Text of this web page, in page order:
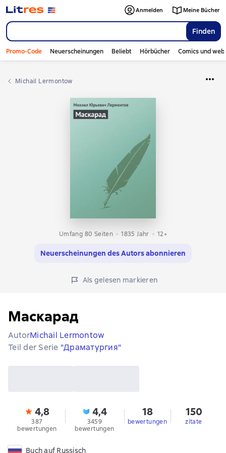
Finden
Anmelden Meine Bücher
Promo-Code Neuerscheinungen Beliebt Hörbücher Comics und
Michail Lermontow
Umfang 80 Seiten 1835 Jahr 12+
Neuerscheinungen des Autors abonnieren
Als gelesen markieren
Маскарад
AutorMichail Lermontow
Teil der Serie "Драматургия"
4,8
387
bewertungen
4,4
3459
bewertungen
18
bewertungen
150
zitate
Buch auf Russisch